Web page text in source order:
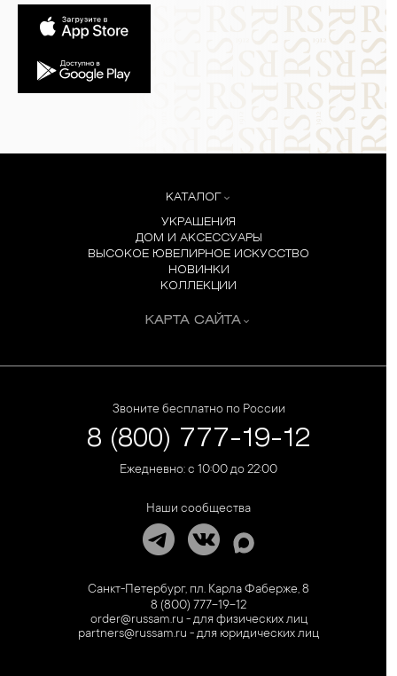
КАТАЛОГ
УКРАШЕНИЯ
ДОМ И АКСЕССУАРЫ
ВЫСОКОЕ ЮВЕЛИРНОЕ ИСКУССТВО
НОВИНКИ
КОЛЛЕКЦИИ
КАРТА САЙТА
Звоните бесплатно по России
8 (800) 777-19-12
Ежедневно: с 10:00 до 22:00
Наши сообщества
Санкт-Петербург, пл. Карла Фаберже, 8
8 (800) 777-19-12
order@russam.ru - для физических лиц
partners@russam.ru - для юридических лиц